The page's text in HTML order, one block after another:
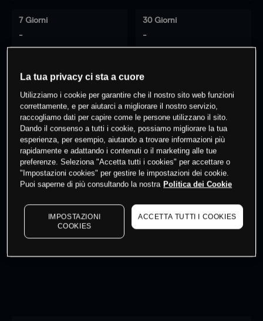
7 Giorni
-
30 Giorni
-
% dei clienti hanno posizioni
questo prodotto
Fai trading
I prezzi sono solo indicativi. Accediper vedere gli ultimi
dati di mercato
to see latest market data
La tua privacy ci sta a cuore
Utilizziamo i cookie per garantire che il nostro sito web funzioni
correttamente, e per aiutarci a migliorare il nostro servizio,
raccogliamo dati per capire come le persone utilizzano il sito.
Dando il consenso a tutti i cookie, possiamo migliorare la tua
esperienza, per esempio, aiutando a trovare informazioni più
rapidamente e adattando i contenuti o il marketing alle tue
preferenze. Seleziona "Accetta tutti i cookies" per accettare o
"Impostazioni cookies" per gestire le impostazioni dei cookie.
Puoi saperne di più consultando la nostra Politica dei Cookie
IMPOSTAZIONI
COOKIES
ACCETTA TUTTI I COOKIES